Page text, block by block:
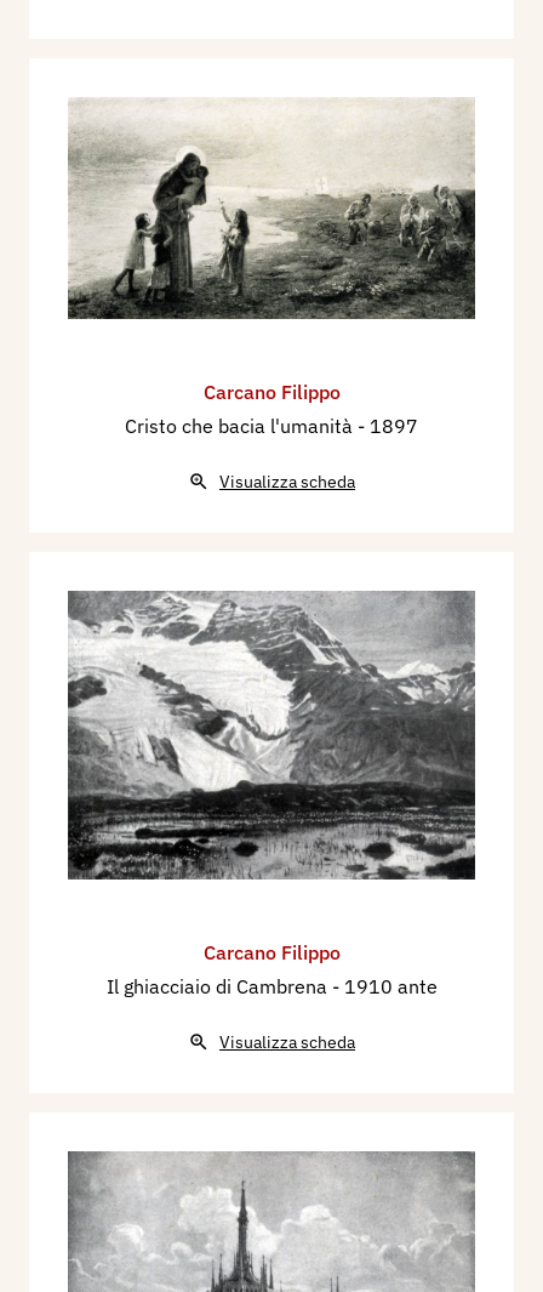
Carcano Filippo
Cristo che bacia l'umanità - 1897
Visualizza scheda
Carcano Filippo
Il ghiacciaio di Cambrena - 1910 ante
Visualizza scheda